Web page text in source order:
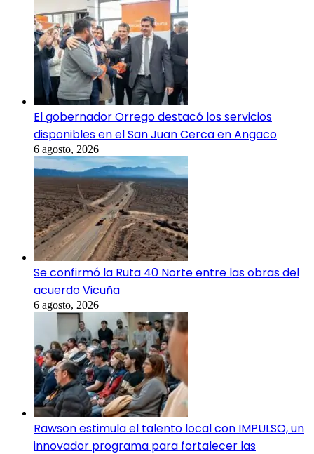
El gobernador Orrego destacó los servicios
disponibles en el San Juan Cerca en Angaco
6 agosto, 2026
Se confirmó la Ruta 40 Norte entre las obras del
acuerdo Vicuña
6 agosto, 2026
Rawson estimula el talento local con IMPULSO, un
innovador programa para fortalecer las